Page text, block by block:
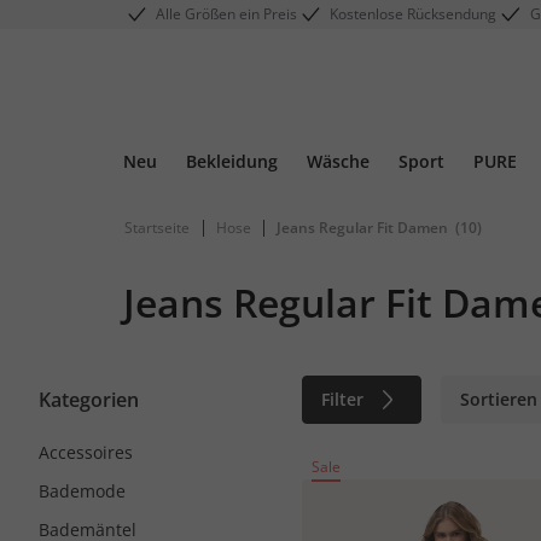
Alle Größen ein Preis Kostenlose Rücksendung
Neu Bekleidung Wäsche Sport PURE
Startseite | Hose | Jeans Regular Fit Damen (10)
Jeans Regular Fit
Kategorien Filter Sortieren
Accessoires
Bademode
Bademäntel
Sale